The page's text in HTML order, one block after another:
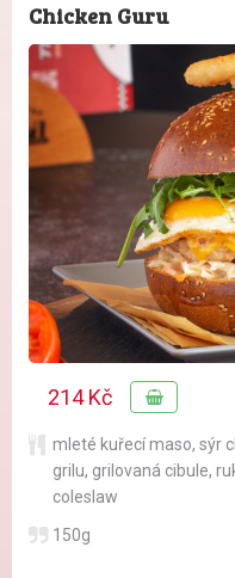
Chicken Guru
214 Kč
mleté kuřecí maso, sýr
grilu, grilovaná cibule,
coleslaw
150g